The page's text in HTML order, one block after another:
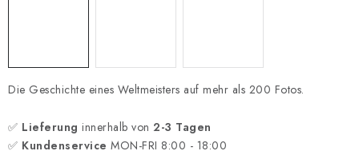
Die Geschichte eines Weltmeisters auf mehr als 200 Fotos.
✅ Lieferung innerhalb von 2-3 Tagen
✅ Kundenservice MON-FRI 8:00 - 18:00